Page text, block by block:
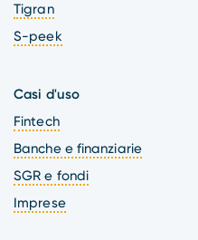
Tigran
S-peek
Casi d'uso
Fintech
Banche e finanziarie
SGR e fondi
Imprese